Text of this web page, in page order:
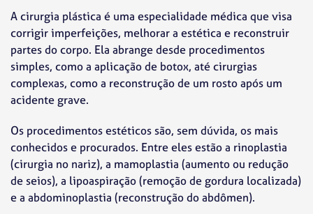
A cirurgia plástica é uma especialidade médica que visa
corrigir imperfeições, melhorar a estética e reconstruir
partes do corpo. Ela abrange desde procedimentos
simples, como a aplicação de botox, até cirurgias
complexas, como a reconstrução de um rosto após um
acidente grave.
Os procedimentos estéticos são, sem dúvida, os mais
conhecidos e procurados. Entre eles estão a rinoplastia
(cirurgia no nariz), a mamoplastia (aumento ou redução
de seios), a lipoaspiração (remoção de gordura localizada)
e a abdominoplastia (reconstrução do abdômen).